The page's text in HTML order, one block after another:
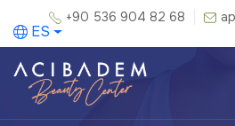
+90 536 904 82 68
ES